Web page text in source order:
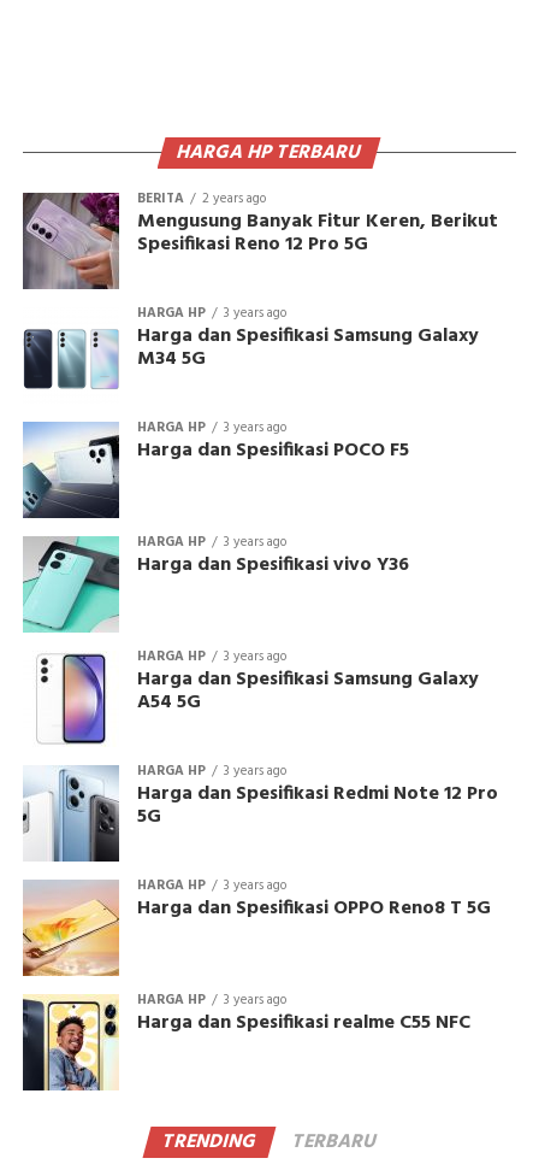
HARGA HP TERBARU
BERITA 2 years ago
Mengusung Banyak Fitur Keren, Berikut
Spesifikasi Reno 12 Pro 5G
HARGA HP 3 years ago
Harga dan Spesifikasi Samsung Galaxy
M34 5G
HARGA HP 3 years ago
Harga dan Spesifikasi POCO F5
HARGA HP 3 years ago
Harga dan Spesifikasi vivo Y36
HARGA HP 3 years ago
Harga dan Spesifikasi Samsung Galaxy
A54 5G
HARGA HP 3 years ago
Harga dan Spesifikasi Redmi Note 12 Pro
5G
HARGA HP 3 years ago
Harga dan Spesifikasi OPPO Reno8 T 5G
HARGA HP 3 years ago
Harga dan Spesifikasi realme C55 NFC
TRENDING TERBARU